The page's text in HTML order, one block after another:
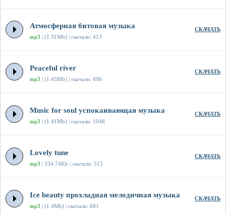
Атмосферная битовая музыка
mp3 | (1.31Mb) | скачали: 413
СКАЧАТЬ
Peaceful river
mp3 | (1.43Mb) | скачали: 696
СКАЧАТЬ
Music for soul успокаивающая музыка
mp3 | (1.41Mb) | скачали: 1048
СКАЧАТЬ
Lovely tune
mp3 | 334.74Kb | скачали: 513
СКАЧАТЬ
Ice beauty прохладная мелодичная музыка
mp3 | (1.4Mb) | скачали: 681
СКАЧАТЬ